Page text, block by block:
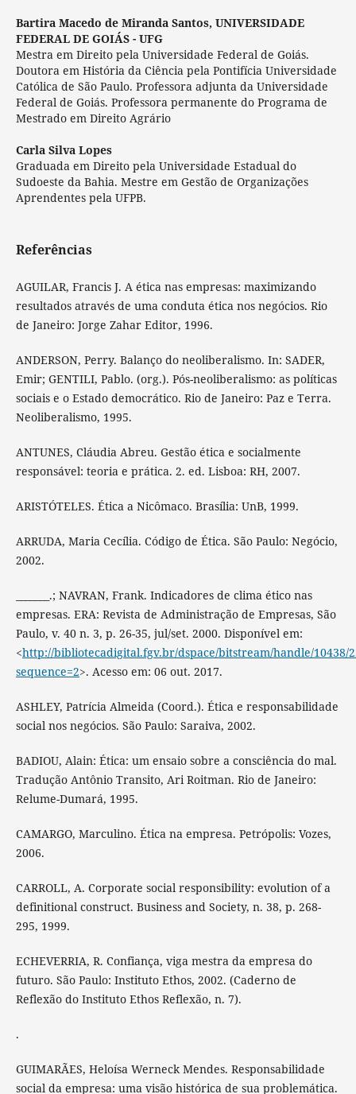
Bartira Macedo de Miranda Santos, UNIVERSIDADE
FEDERAL DE GOIÁS - UFG
Mestra em Direito pela Universidade Federal de Goiás.
Doutora em História da Ciência pela Pontifícia Universidade
Católica de São Paulo. Professora adjunta da Universidade
Federal de Goiás. Professora permanente do Programa de
Mestrado em Direito Agrário
Carla Silva Lopes
Graduada em Direito pela Universidade Estadual do
Sudoeste da Bahia. Mestre em Gestão de Organizações
Aprendentes pela UFPB.
Referências
AGUILAR, Francis J. A ética nas empresas: maximizando
resultados através de uma conduta ética nos negócios. Rio
de Janeiro: Jorge Zahar Editor, 1996.
ANDERSON, Perry. Balanço do neoliberalismo. In: SADER,
Emir; GENTILI, Pablo. (org.). Pós-neoliberalismo: as políticas
sociais e o Estado democrático. Rio de Janeiro: Paz e Terra.
Neoliberalismo, 1995.
ANTUNES, Cláudia Abreu. Gestão ética e socialmente
responsável: teoria e prática. 2. ed. Lisboa: RH, 2007.
ARISTÓTELES. Ética a Nicômaco. Brasília: UnB, 1999.
ARRUDA, Maria Cecília. Código de Ética. São Paulo: Negócio,
2002.
_______.; NAVRAN, Frank. Indicadores de clima ético nas
empresas. ERA: Revista de Administração de Empresas, São
Paulo, v. 40 n. 3, p. 26-35, jul/set. 2000. Disponível em:
<http://bibliotecadigital.fgv.br/dspace/bitstream/handle/10438/
sequence=2>. Acesso em: 06 out. 2017.
ASHLEY, Patrícia Almeida (Coord.). Ética e responsabilidade
social nos negócios. São Paulo: Saraiva, 2002.
BADIOU, Alain: Ética: um ensaio sobre a consciência do mal.
Tradução Antônio Transito, Ari Roitman. Rio de Janeiro:
Relume-Dumará, 1995.
CAMARGO, Marculino. Ética na empresa. Petrópolis: Vozes,
2006.
CARROLL, A. Corporate social responsibility: evolution of a
definitional construct. Business and Society, n. 38, p. 268-
295, 1999.
ECHEVERRIA, R. Confiança, viga mestra da empresa do
futuro. São Paulo: Instituto Ethos, 2002. (Caderno de
Reflexão do Instituto Ethos Reflexão, n. 7).
.
GUIMARÃES, Heloísa Werneck Mendes. Responsabilidade
social da empresa: uma visão histórica de sua problemática.